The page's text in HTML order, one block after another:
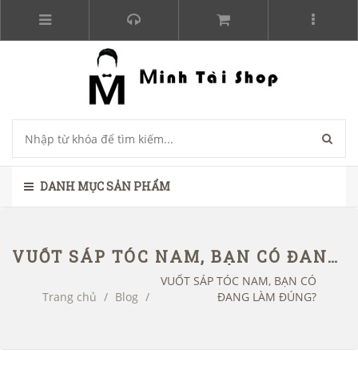
DANH MỤC SẢN PHẨM
VUỐT SÁP TÓC NAM, BẠN CÓ ĐANG LÀM ĐÚNG?
Trang chủ / Blog /
VUỐT SÁP TÓC NAM, BẠN CÓ
ĐANG LÀM ĐÚNG?